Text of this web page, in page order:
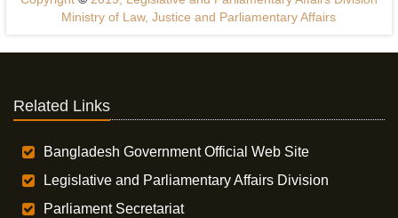
Ministry of Law, Justice and Parliamentary Affairs
Related Links
Bangladesh Government Official Web Site
Legislative and Parliamentary Affairs Division
Parliament Secretariat